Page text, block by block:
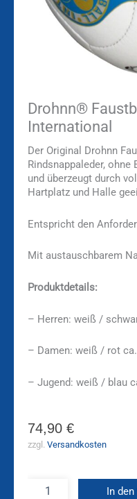
Drohnn®
International
Der Original Drohnn
Rindsnappaleder,
und überzeugt durch
Hartplatz und Halle
Entspricht den
Mit austauschbarem
Produktdetails:
– Herren: weiß /
– Damen: weiß / rot
– Jugend: weiß / blau
74,90 €
zzgl. Versandkosten
In